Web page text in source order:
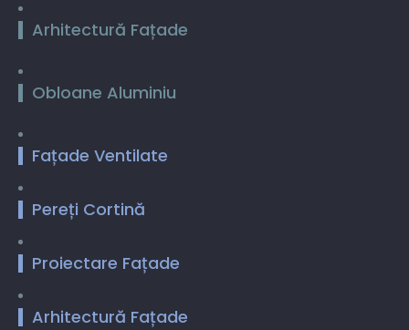
Arhitectură Fațade
Obloane Aluminiu
Fațade Ventilate
Pereți Cortină
Proiectare Fațade
Arhitectură Fațade